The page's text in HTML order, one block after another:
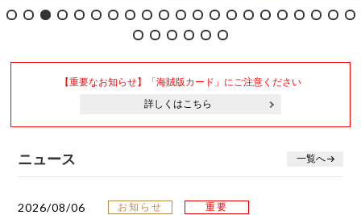
【重要なお知らせ】「海賊版カード」にご注意ください
詳しくはこちら
ニュース 一覧へ
2026/08/06 お知らせ 重要